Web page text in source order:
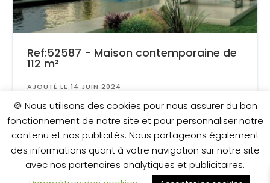
Ref:52587 - Maison contemporaine de
112 m²
AJOUTÉ LE 14 JUIN 2024
Surface: 1 138 m²
379 000 €
🍪 Nous utilisons des cookies pour nous assurer du bon
fonctionnement de notre site et pour personnaliser notre
contenu et nos publicités. Nous partageons également
des informations quant à votre navigation sur notre site
avec nos partenaires analytiques et publicitaires.